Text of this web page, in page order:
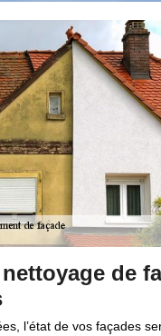
façade à
sera certainement La